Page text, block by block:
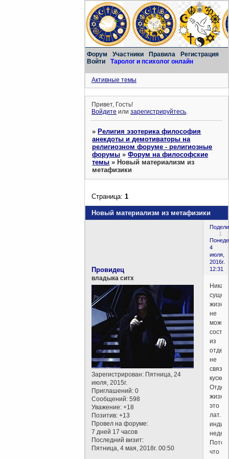
Форум Участники Правила
Регистрация
Войти
Таролог и психолог онлайн
Активные темы
Привет, Гость!
Войдите илизарегистрируйтесь.
»Религия эзотерика философия
анекдоты и демотиваторы на
религиозном форуме - религиозные
форумы »Форум на философские
темы »Новый материализм из
метафизики
Новый материализм из метафизики
Страница:1
1
4
июля,
2016г.
12:31
Провидец
владыка ситх
Зарегистрирован: Пятница, 24
июля, 2015г.
Приглашений: 0
Сообщений: 598
Уважение: +18
Позитив: +13
Провел на форуме:
7 дней 17 часов
Последний визит:
Пятница, 4 мая, 2018г. 00:50
жизни)
не
может
из
не
кусков.
жизнь-
это
лат.
что